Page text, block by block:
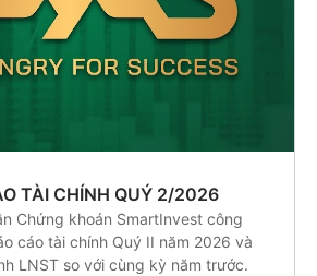
TÀI CHÍNH QUÝ 2/2026
Chứng khoán SmartInvest công
cáo tài chính Quý II năm 2026 và
LNST so với cùng kỳ năm trước.